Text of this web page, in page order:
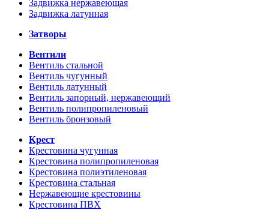
Задвижка нержавеющая
Задвижка латунная
Затворы
Вентили
Вентиль стальной
Вентиль чугунный
Вентиль латунный
Вентиль запорный, нержавеющий
Вентиль полипропиленовый
Вентиль бронзовый
Крест
Крестовина чугунная
Крестовина полипропиленовая
Крестовина полиэтиленовая
Крестовина стальная
Нержавеющие крестовины
Крестовина ПВХ